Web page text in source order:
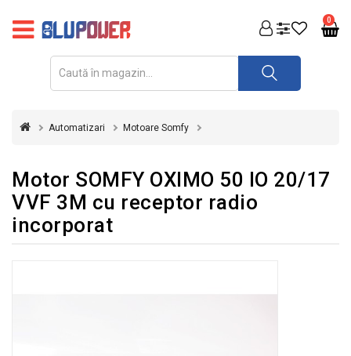
0
FOTOVOLTAICE
REDRESOARE
INVERTOARE
UPS
Automatizari Motoare Somfy
Motor SOMFY OXIMO 50 IO 20/17
VVF 3M cu receptor radio
incorporat